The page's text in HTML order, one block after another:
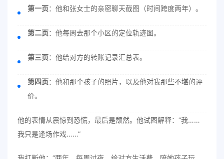
第一页：他和张女士的亲密聊天截图（时间跨度两年）。
第二页：他每周去那个小区的定位轨迹图。
第三页：他给对方的转账记录汇总表。
第四页：他和那个孩子的照片，以及他对我那些不堪的评
价。
他的表情从震惊到恐慌，最后是颓然。他试图解释：“我……
我只是逢场作戏……”